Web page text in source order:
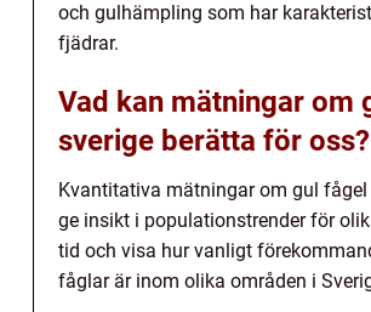
och gulhämpling som har
fjädrar.
Vad kan mätningar om
sverige berätta för oss?
Kvantitativa mätningar om gul fågel
ge insikt i populationstrender för
tid och visa hur vanligt
fåglar är inom olika områden i